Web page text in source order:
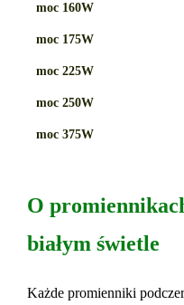
moc 160W
moc 175W
moc 225W
moc 250W
moc 375W
O
białym świetle
Każde promienniki